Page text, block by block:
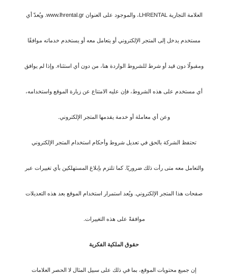
العلامة التجارية LHRENTAL، والموجود على العنوان www.lhrental.gr. ويُعدّ أي
مستخدم يدخل إلى المتجر الإلكتروني أو يتعامل معه أو يستخدم خدماته موافقًا
ومقبولًا دون قيد أو شرط للشروط الواردة هنا، من دون أي استثناء. وإذا لم يوافق
أي مستخدم على هذه الشروط، فإن عليه الامتناع عن زيارة الموقع واستخدامه،
وعن أي معاملة أو خدمة يقدمها المتجر الإلكتروني.
تحتفظ الشركة بالحق في تعديل شروط وأحكام استخدام المتجر الإلكتروني
والتعامل معه متى رأت ذلك ضروريًا. كما تلتزم بإبلاغ المستهلكين بأي تغييرات عبر
صفحات هذا المتجر الإلكتروني. ويُعد استمرار استخدام الموقع بعد هذه التعديلات
موافقةً على هذه التغييرات.
حقوق الملكية الفكرية
إن جميع محتويات الموقع، بما في ذلك على سبيل المثال لا الحصر العلامات